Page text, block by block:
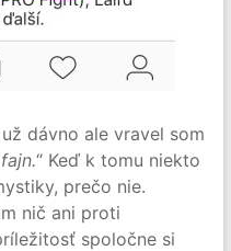
dávno ale vravel som
“ Keď k tomu niekto
prečo nie.
nič ani proti
spoločne si